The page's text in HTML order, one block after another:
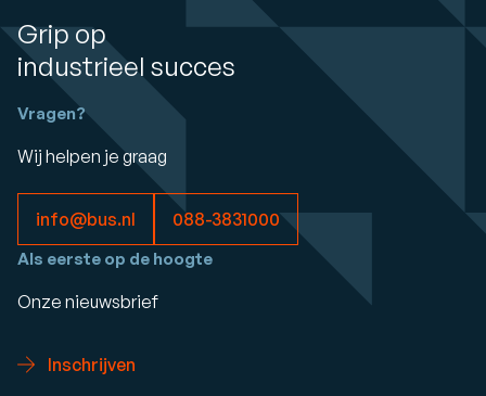
Grip op
industrieel succes
Vragen?
Wij helpen je graag
info@bus.nl 088-3831000
Als eerste op de hoogte
Onze nieuwsbrief
Inschrijven